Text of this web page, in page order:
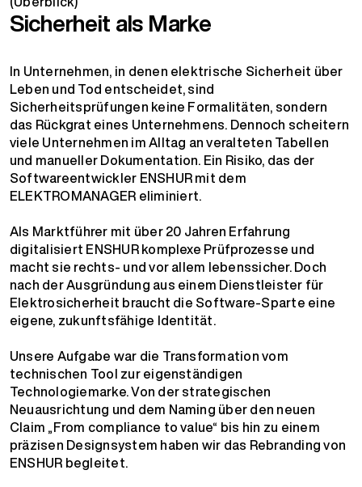
Sicherheit als Marke
In Unternehmen, in denen elektrische Sicherheit über
Leben und Tod entscheidet, sind
Sicherheitsprüfungen keine Formalitäten, sondern
das Rückgrat eines Unternehmens. Dennoch scheitern
viele Unternehmen im Alltag an veralteten Tabellen
und manueller Dokumentation. Ein Risiko, das der
Softwareentwickler ENSHUR mit dem
ELEKTROMANAGER eliminiert.
Als Marktführer mit über 20 Jahren Erfahrung
digitalisiert ENSHUR komplexe Prüfprozesse und
macht sie rechts- und vor allem lebenssicher. Doch
nach der Ausgründung aus einem Dienstleister für
Elektrosicherheit braucht die Software-Sparte eine
eigene, zukunftsfähige Identität.
Unsere Aufgabe war die Transformation vom
technischen Tool zur eigenständigen
Technologiemarke. Von der strategischen
Neuausrichtung und dem Naming über den neuen
Claim „From compliance to value“ bis hin zu einem
präzisen Designsystem haben wir das Rebranding von
ENSHUR begleitet.